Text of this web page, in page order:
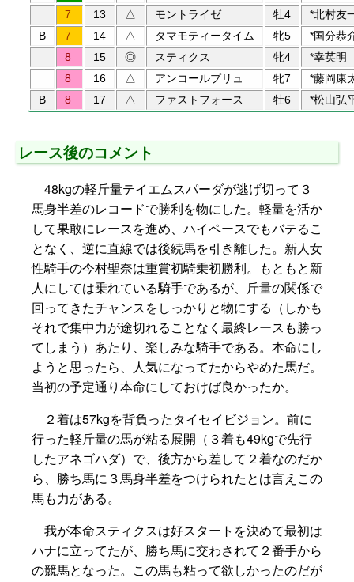
7
13 △ モントライゼ 牡4
*北村友
B
7 14 △ タマモティータイム 牝5
*国分恭
8
15 ◎ スティクス 牝4
*幸英明
8
16 △ アンコールプリュ 牝7
*藤岡康
B
8 17 △ ファストフォース 牡6 *松山弘
レース後のコメント
48kgの軽斤量テイエムスパーダが逃げ切って３
馬身半差のレコードで勝利を物にした。軽量を活か
して果敢にレースを進め、ハイペースでもバテるこ
となく、逆に直線では後続馬を引き離した。新人女
性騎手の今村聖奈は重賞初騎乗初勝利。もともと新
人にしては乗れている騎手であるが、斤量の関係で
回ってきたチャンスをしっかりと物にする（しかも
それで集中力が途切れることなく最終レースも勝っ
てしまう）あたり、楽しみな騎手である。本命にし
ようと思ったら、人気になってたからやめた馬だ。
当初の予定通り本命にしておけば良かったか。
２着は57kgを背負ったタイセイビジョン。前に
行った軽斤量の馬が粘る展開（３着も49kgで先行
したアネゴハダ）で、後方から差して２着なのだか
ら、勝ち馬に３馬身半差をつけられたとは言えこの
馬も力がある。
我が本命スティクスは好スタートを決めて最初は
ハナに立ってたが、勝ち馬に交わされて２番手から
の競馬となった。この馬も粘って欲しかったのだが